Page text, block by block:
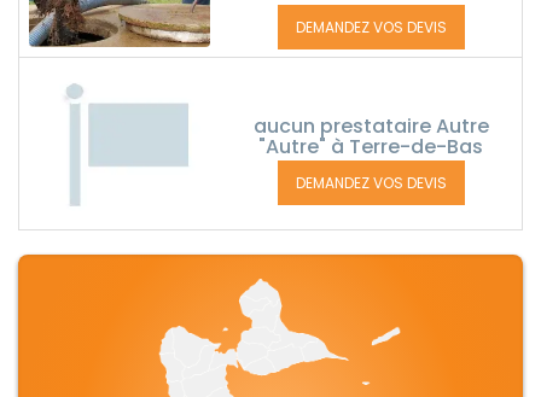
DEMANDEZ VOS DEVIS
aucun prestataire Autre
"Autre" à Terre-de-Bas
DEMANDEZ VOS DEVIS